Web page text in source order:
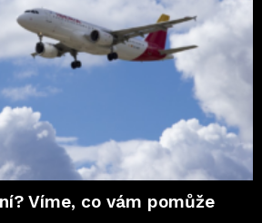
Víme, co vám pomůže